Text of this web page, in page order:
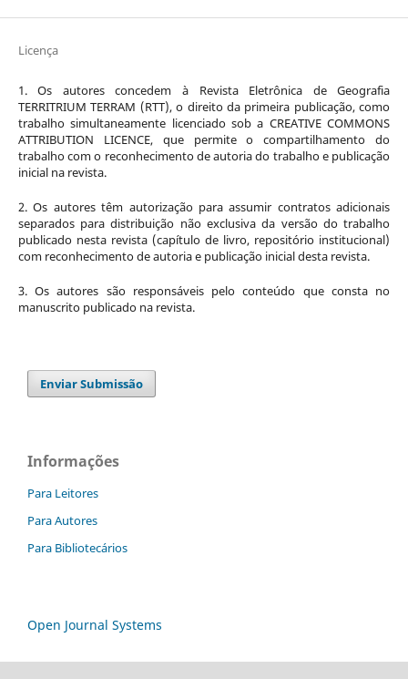
Licença
1. Os autores concedem à Revista Eletrônica de Geografia
TERRITRIUM TERRAM (RTT), o direito da primeira publicação, como
trabalho simultaneamente licenciado sob a CREATIVE COMMONS
ATTRIBUTION LICENCE, que permite o compartilhamento do
trabalho com o reconhecimento de autoria do trabalho e publicação
inicial na revista.
2. Os autores têm autorização para assumir contratos adicionais
separados para distribuição não exclusiva da versão do trabalho
publicado nesta revista (capítulo de livro, repositório institucional)
com reconhecimento de autoria e publicação inicial desta revista.
3. Os autores são responsáveis pelo conteúdo que consta no
manuscrito publicado na revista.
Enviar Submissão
Informações
Para Leitores
Para Autores
Para Bibliotecários
Open Journal Systems